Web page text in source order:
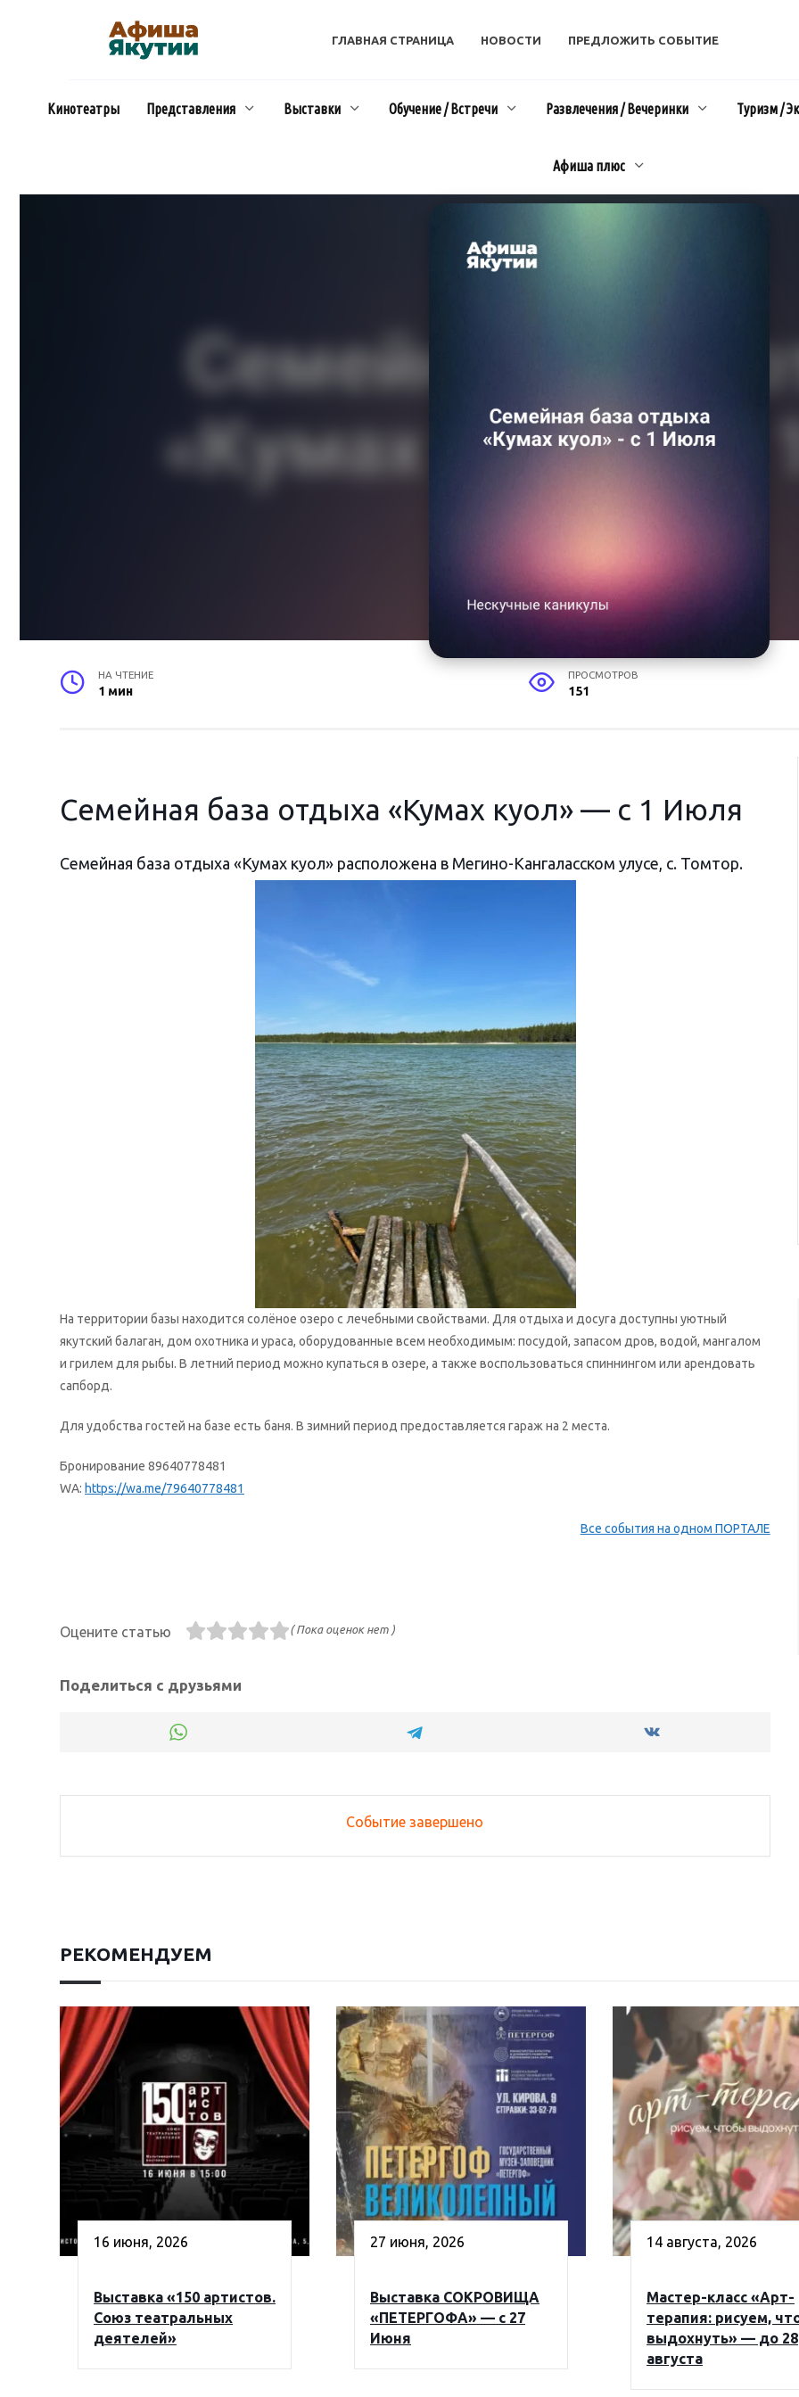
ГЛАВНАЯ СТРАНИЦА НОВОСТИ ПРЕДЛОЖИТЬ СОБЫТИЕ
Кинотеатры Представления Выставки Обучение / Встречи Развлечения / Вечеринки Туризм /
Афиша плюс
НА ЧТЕНИЕ
1 мин
ПРОСМОТРОВ
151
Семейная база отдыха «Кумах куол» — с 1 Июля
Семейная база отдыха «Кумах куол» расположена в Мегино-Кангаласском улусе, с. Томтор.
На территории базы находится солёное озеро с лечебными свойствами. Для отдыха и досуга доступны уютный
якутский балаган, дом охотника и ураса, оборудованные всем необходимым: посудой, запасом дров, водой, мангалом
и грилем для рыбы. В летний период можно купаться в озере, а также воспользоваться спиннингом или арендовать
сапборд.
Для удобства гостей на базе есть баня. В зимний период предоставляется гараж на 2 места.
Бронирование 89640778481
WA: https://wa.me/79640778481
Все события на одном ПОРТАЛЕ
Оцените статью ( Пока оценок нет )
Поделиться с друзьями
Событие завершено
РЕКОМЕНДУЕМ
16 июня, 2026
Выставка «150 артистов.
Союз театральных
деятелей»
27 июня, 2026
Выставка СОКРОВИЩА
«ПЕТЕРГОФА» — с 27
Июня
14 августа, 2026
Мастер-класс «Арт-
терапия: рисуем,
выдохнуть» — до 28
августа